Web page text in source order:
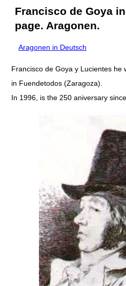
Francisco de Goya
page. Aragonen.
Aragonen in Deutsch
Francisco de Goya y Lucientes
in Fuendetodos (Zaragoza).
In 1996, is the 250 aniversary